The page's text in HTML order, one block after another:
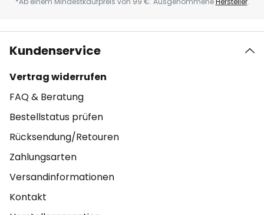
Kundenservice
Vertrag widerrufen
FAQ & Beratung
Bestellstatus prüfen
Rücksendung/Retouren
Zahlungsarten
Versandinformationen
Kontakt